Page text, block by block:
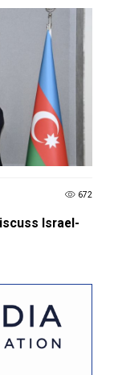
672
Israel-